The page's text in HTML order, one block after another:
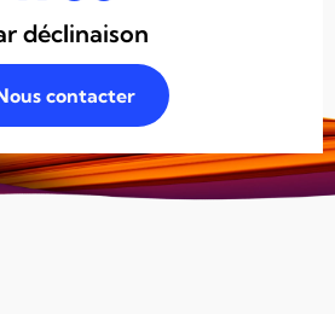
déclinaison
contacter